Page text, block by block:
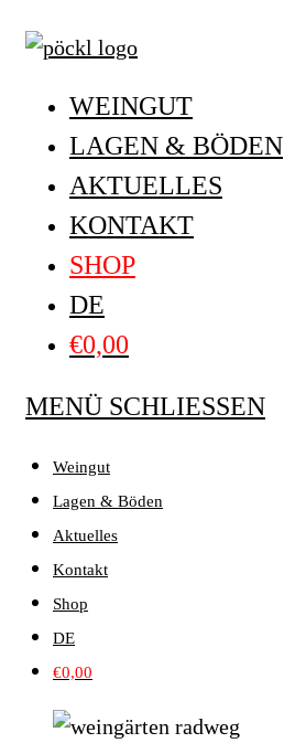
Inhalt
WEINGUT
LAGEN & BÖDEN
AKTUELLES
KONTAKT
SHOP
DE
€0,00
MENÜ SCHLIESSEN
Weingut
Lagen & Böden
Aktuelles
Kontakt
Shop
DE
€0,00